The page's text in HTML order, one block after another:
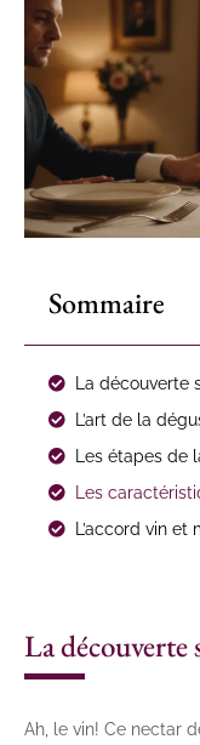
Sommaire
La découverte
L’art de la
Les étapes de
Les
L’accord vin et
La
Ah, le vin! Ce nectar